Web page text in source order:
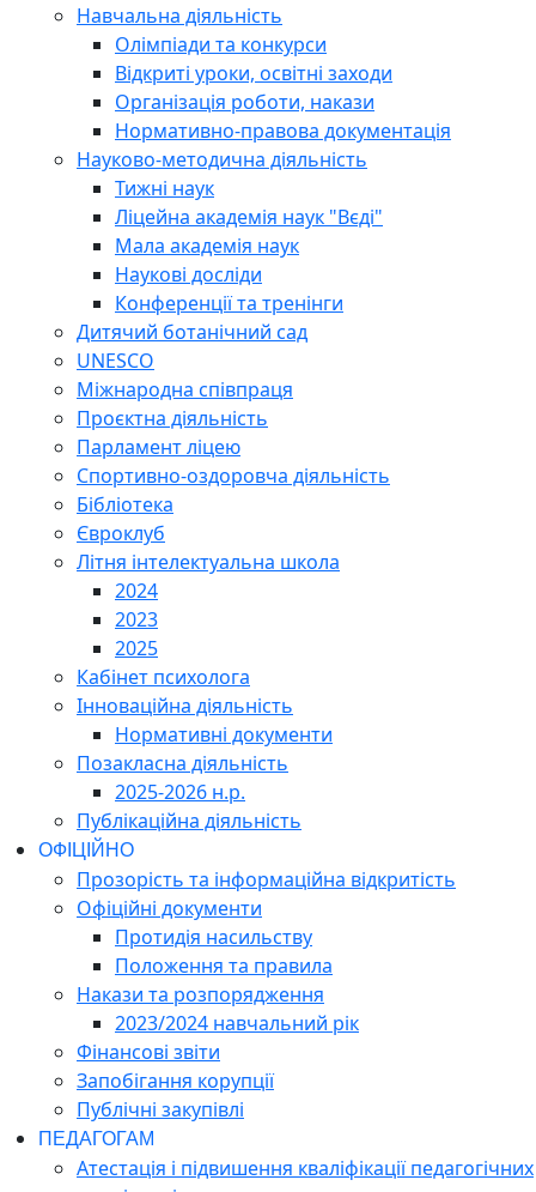
Навчальна діяльність
Олімпіади та конкурси
Відкриті уроки, освітні заходи
Організація роботи, накази
Нормативно-правова документація
Науково-методична діяльність
Тижні наук
Ліцейна академія наук "Вєді"
Мала академія наук
Наукові досліди
Конференції та тренінги
Дитячий ботанічний сад
UNESCO
Міжнародна співпраця
Проєктна діяльність
Парламент ліцею
Спортивно-оздоровча діяльність
Бібліотека
Євроклуб
Літня інтелектуальна школа
2024
2023
2025
Кабінет психолога
Інноваційна діяльність
Нормативні документи
Позакласна діяльність
2025-2026 н.р.
Публікаційна діяльність
ОФІЦІЙНО
Прозорість та інформаційна відкритість
Офіційні документи
Протидія насильству
Положення та правила
Накази та розпорядження
2023/2024 навчальний рік
Фінансові звіти
Запобігання корупції
Публічні закупівлі
ПЕДАГОГАМ
Атестація і підвишення кваліфікації педагогічних